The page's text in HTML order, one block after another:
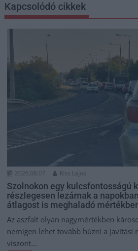
Kapcsolódó cikkek
2026.08.07. Kiss Lajos
Szolnokon egy kulcsfontosságú
részlegesen lezárnak a
átlagost is meghaladó
Az aszfalt olyan nagymértékben
nemigen lehet tovább húzni a javítási
viszont...